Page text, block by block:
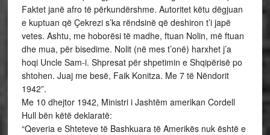
Faktet janë afro të përkundërshme. Autoritet këtu dëgjuan
e kuptuan që Çekrezi s’ka rëndsinë që deshiron t’i japë
vetes. Ashtu, me hoborësi të madhe, ftuan Nolin, më ftuan
dhe mua, për bisedime. Nolit (në mes t’onë) harxhet j’a
hoqi Uncle Sam-i. Shpresat për shpetimin e Shqipërisë po
shtohen. Juaj me besë, Faik Konitza. Me 7 të Nëndorit
1942”.
Me 10 dhejtor 1942, Ministri i Jashtëm amerikan Cordell
Hull bën këtë deklaratë:
“Qeveria e Shteteve të Bashkuara të Amerikës nuk është e